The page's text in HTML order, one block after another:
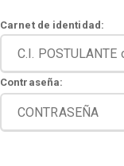
Carnet de identidad:
Contraseña: